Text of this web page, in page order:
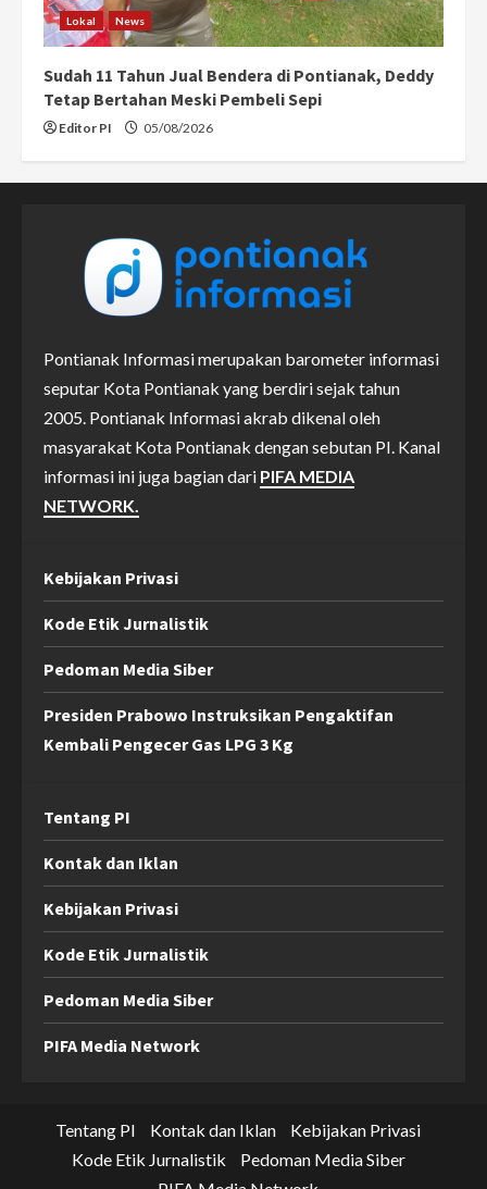
Lokal News
Sudah 11 Tahun Jual Bendera di Pontianak, Deddy
Tetap Bertahan Meski Pembeli Sepi
Editor PI 05/08/2026
Pontianak Informasi merupakan barometer informasi
seputar Kota Pontianak yang berdiri sejak tahun
2005. Pontianak Informasi akrab dikenal oleh
masyarakat Kota Pontianak dengan sebutan PI. Kanal
informasi ini juga bagian dari PIFA MEDIA
NETWORK.
Kebijakan Privasi
Kode Etik Jurnalistik
Pedoman Media Siber
Presiden Prabowo Instruksikan Pengaktifan
Kembali Pengecer Gas LPG 3 Kg
Tentang PI
Kontak dan Iklan
Kebijakan Privasi
Kode Etik Jurnalistik
Pedoman Media Siber
PIFA Media Network
Tentang PI Kontak dan Iklan
Kebijakan Privasi
Kode Etik Jurnalistik
Pedoman Media Siber